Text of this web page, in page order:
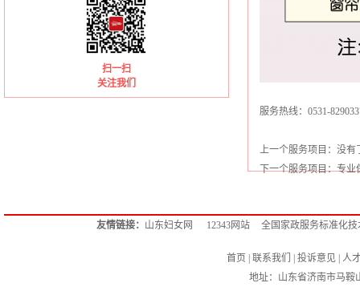
扫一扫
关注我们
服务热线：0531-
上一个服务项目：没有
下一个服务项目：专业
友情链接： 山东妇女网 12343网站 全国家政服务标准化
首页 联系我们 投诉意见 人
地址：山东省济南市马鞍